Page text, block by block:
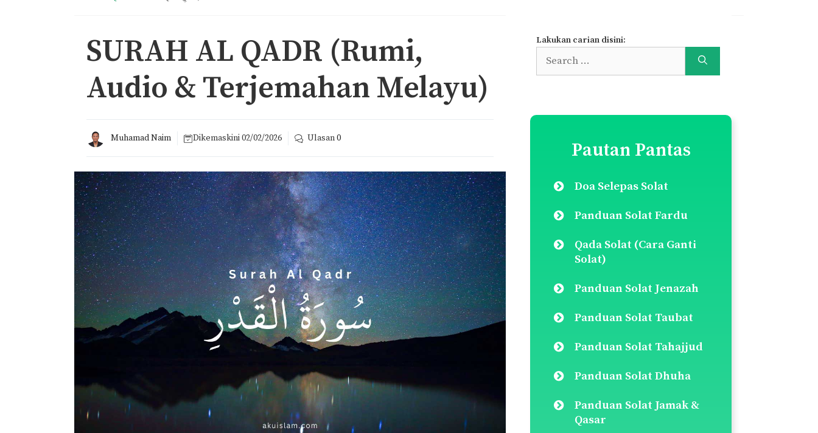
SURAH AL QADR (Rumi,
Audio & Terjemahan Melayu)
Muhamad Naim Dikemaskini02/02/2026 Ulasan0
Lakukan carian disini:
Search
for:
Pautan Pantas
Doa Selepas Solat
Panduan Solat Fardu
Qada Solat (Cara Ganti
Solat)
Panduan Solat Jenazah
Panduan Solat Taubat
Panduan Solat Tahajjud
Panduan Solat Dhuha
Panduan Solat Jamak &
Qasar